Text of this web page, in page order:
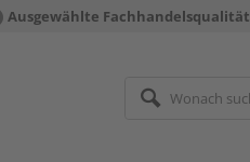
Ausgewählte Fachhandelsqualität